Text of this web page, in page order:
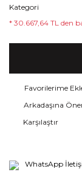
Kategori
* 30.667,64 TL den
Arkadaşına
Karşılaştır
WhatsApp